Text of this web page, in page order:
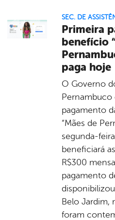
SEC. DE
Primeira
benefício
paga hoje
O Governo
pagamento
“Mães de
segunda-
beneficiará
R$300
pagamento
Belo Jardim,
foram